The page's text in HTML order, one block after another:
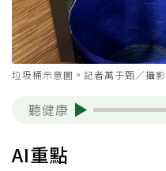
垃圾桶示意圖。記者萬于甄／攝影
聽健康
AI重點